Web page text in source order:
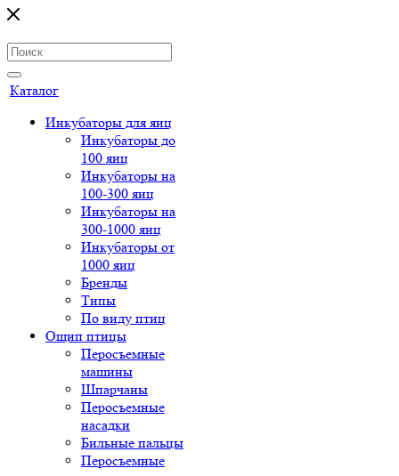
Каталог
Инкубаторы для яиц
Инкубаторы до
100 яиц
Инкубаторы на
100-300 яиц
Инкубаторы на
300-1000 яиц
Инкубаторы от
1000 яиц
Бренды
Типы
По виду птиц
Ощип птицы
Перосъемные
машины
Шпарчаны
Перосъемные
насадки
Бильные пальцы
Перосъемные